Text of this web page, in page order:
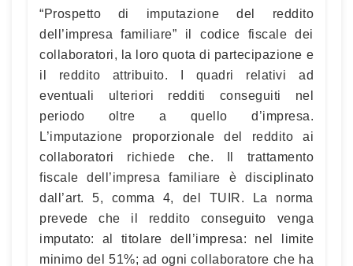
“Prospetto di imputazione del reddito
dell’impresa familiare” il codice fiscale dei
collaboratori, la loro quota di partecipazione e
il reddito attribuito. I quadri relativi ad
eventuali ulteriori redditi conseguiti nel
periodo oltre a quello d’impresa.
L’imputazione proporzionale del reddito ai
collaboratori richiede che. Il trattamento
fiscale dell’impresa familiare è disciplinato
dall’art. 5, comma 4, del TUIR. La norma
prevede che il reddito conseguito venga
imputato: al titolare dell’impresa: nel limite
minimo del 51%; ad ogni collaboratore che ha